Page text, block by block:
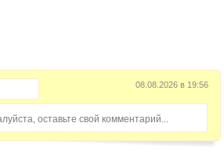
08.08.2026 в 19:56
оставьте свой комментарий...